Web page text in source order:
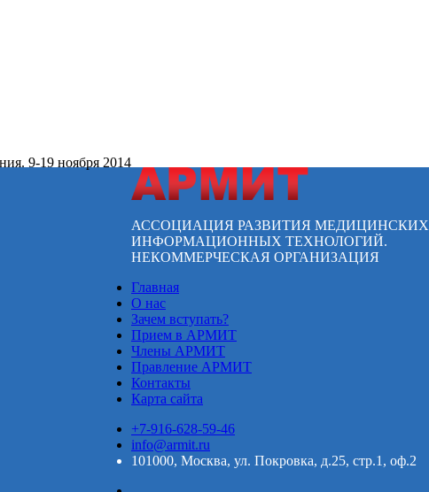
9-19 ноября 2014
АССОЦИАЦИЯ РАЗВИТИЯ МЕДИЦИНСКИХ
ИНФОРМАЦИОННЫХ ТЕХНОЛОГИЙ.
НЕКОММЕРЧЕСКАЯ ОРГАНИЗАЦИЯ
Главная
О нас
Зачем вступать?
Прием в АРМИТ
Члены АРМИТ
Правление АРМИТ
Контакты
Карта сайта
+7-916-628-59-46
info@armit.ru
101000, Москва, ул. Покровка, д.25, стр.1, оф.2